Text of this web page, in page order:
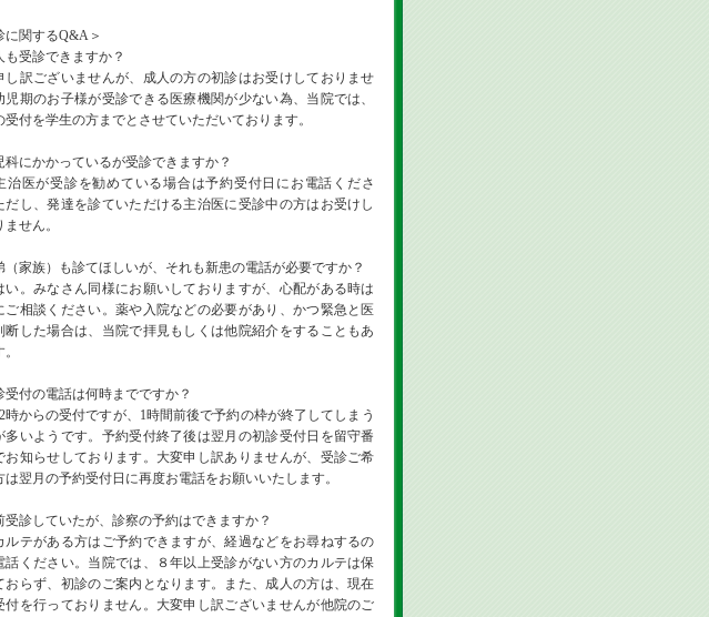
に関するQ&A＞
も受診できますか？
訳ございませんが、成人の方の初診はお受けしておりませ
児期のお子様が受診できる医療機関が少ない為、当院では、
受付を学生の方までとさせていただいております。
科にかかっているが受診できますか？
医が受診を勧めている場合は予約受付日にお電話くださ
だし、発達を診ていただける主治医に受診中の方はお受けし
せん。
（家族）も診てほしいが、それも新患の電話が必要ですか？
。みなさん同様にお願いしておりますが、心配がある時は
ご相談ください。薬や入院などの必要があり、かつ緊急と医
断した場合は、当院で拝見もしくは他院紹介をすることもあ
受付の電話は何時までですか？
からの受付ですが、1時間前後で予約の枠が終了してしまう
多いようです。予約受付終了後は翌月の初診受付日を留守番
お知らせしております。大変申し訳ありませんが、受診ご希
は翌月の予約受付日に再度お電話をお願いいたします。
受診していたが、診察の予約はできますか？
テがある方はご予約できますが、経過などをお尋ねするの
話ください。当院では、８年以上受診がない方のカルテは保
おらず、初診のご案内となります。また、成人の方は、現在
付を行っておりません。大変申し訳ございませんが他院のご